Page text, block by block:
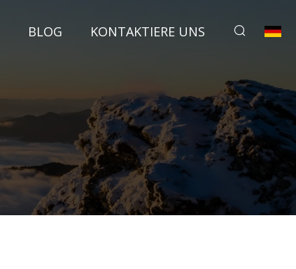
BLOG KONTAKTIERE UNS